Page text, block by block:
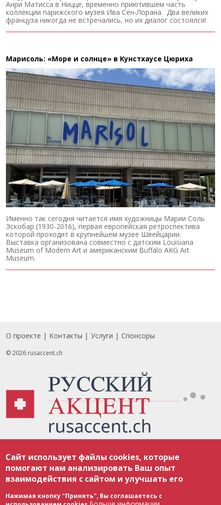
Анри Матисса в Ницце, временно приютившем часть
коллекции парижского музея Ива Сен-Лорана. Два великих
француза никогда не встречались, но их диалог состоялся!
Марисоль: «Море и солнце» в Кунстхаусе Цюриха
Именно так сегодня читается имя художницы Марии Соль
Эскобар (1930-2016), первая европейская ретроспектива
которой проходит в крупнейшем музее Швейцарии.
Выставка организована совместно с датским Louisiana
Museum of Modern Art и американским Buffalo AKG Art
Museum.
Footer
О проекте Контакты Услуги Спонсоры
© 2026 rusaccent.ch
соответствии с законодательством Швейцарии об авторском праве и
международными соглашениями. Полное или частичное использование
материалов возможно только с разрешения редакции. В случае полного
или частичного воспроизведения материалов сайта rusaccent.ch,
ОБЯЗАТЕЛЬНА АКТИВНАЯ ГИПЕРССЫЛКА на конкретный заимствованный
текст. Фотоизображения, размещенные редакцией rusaccent.ch, являются
ее исключительной собственностью. Полное или частичное
Сайт использует файлы cookies, которые
помогают нам анализировать Ваш опыт
взаимодействия с сайтом и улучшать его
Нажимая кнопку "Принять", Вы соглашаетесь с